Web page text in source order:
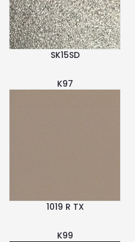
SK15SD
K97
1019 R TX
K99